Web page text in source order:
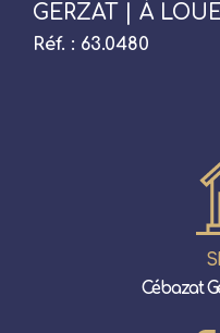
GERZAT | À
Réf. : 63.0480
Cébazat